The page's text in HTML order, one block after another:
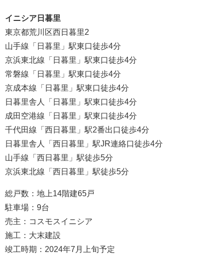
イニシア日暮里
東京都荒川区西日暮里2
山手線「日暮里」駅東口徒歩4分
京浜東北線「日暮里」駅東口徒歩4分
常磐線「日暮里」駅東口徒歩4分
京成本線「日暮里」駅東口徒歩4分
日暮里舎人「日暮里」駅東口徒歩4分
成田空港線「日暮里」駅東口徒歩4分
千代田線「西日暮里」駅2番出口徒歩4分
日暮里舎人「西日暮里」駅JR連絡口徒歩4分
山手線「西日暮里」駅徒歩5分
京浜東北線「西日暮里」駅徒歩5分
総戸数：地上14階建65戸
駐車場：9台
売主：コスモスイニシア
施工：大末建設
竣工時期：2024年7月上旬予定